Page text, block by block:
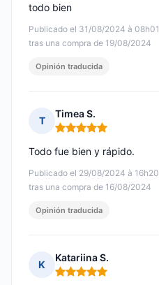
Publicado el 31/08/2024 à 08h01
tras una compra de 19/08/2024
todo bien
Opinión traducida
T
Timea S.
Nota: 5 de 5
Publicado el 29/08/2024 à 16h20
tras una compra de 16/08/2024
Todo fue bien y rápido.
Opinión traducida
K
Katariina S.
Nota: 5 de 5